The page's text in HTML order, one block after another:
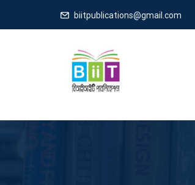
biitpublications@gmail.com